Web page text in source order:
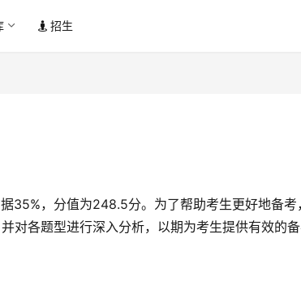
招生
对各题型进行深入分析，以期为考生提供有效的